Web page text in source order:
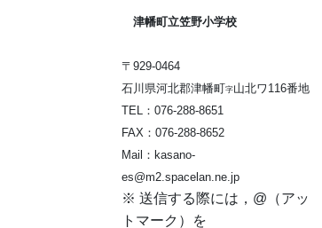
津幡町立笠野小学校
〒929-0464
石川県河北郡津幡町字山北ワ116番地
TEL：076-288-8651
FAX：076-288-8652
Mail：kasano-
es@m2.spacelan.ne.jp
※ 送信する際には，@（アッ
トマーク）を